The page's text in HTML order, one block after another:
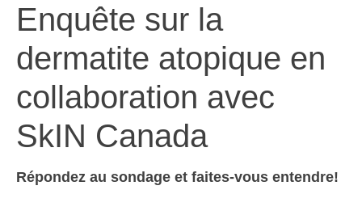
Enquête sur la
dermatite atopique en
collaboration avec
SkIN Canada
Répondez au sondage et faites-vous entendre!